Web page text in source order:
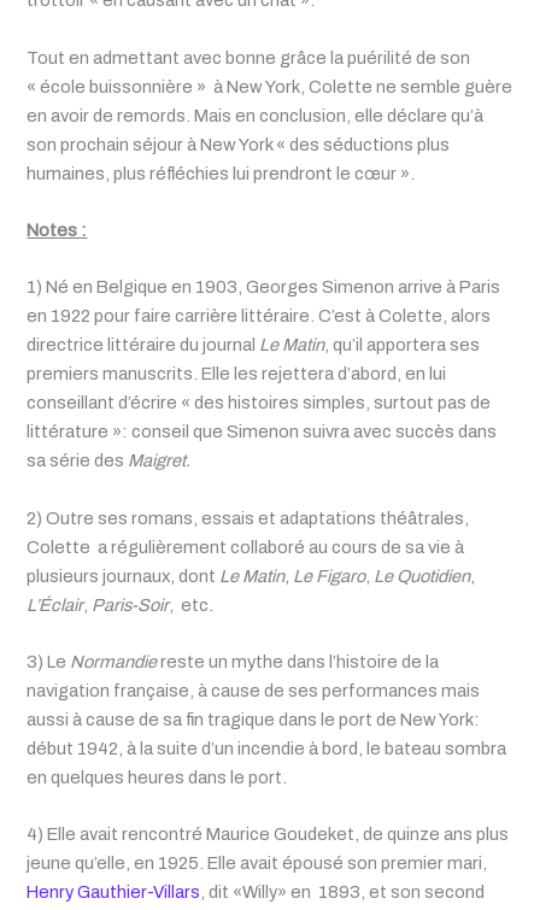
Tout en admettant avec bonne grâce la puérilité de son
« école buissonnière » à New York, Colette ne semble guère
en avoir de remords. Mais en conclusion, elle déclare qu’à
son prochain séjour à New York « des séductions plus
humaines, plus réfléchies lui prendront le cœur ».
Notes :
1)Né en Belgique en 1903, Georges Simenon arrive à Paris
en 1922 pour faire carrière littéraire. C’est à Colette, alors
directrice littéraire du journal Le Matin, qu’il apportera ses
premiers manuscrits. Elle les rejettera d’abord, en lui
conseillant d’écrire « des histoires simples, surtout pas de
littérature »: conseil que Simenon suivra avec succès dans
sa série des Maigret.
2) Outre ses romans, essais et adaptations théâtrales,
Colette a régulièrement collaboré au cours de sa vie à
plusieurs journaux, dont Le Matin, LeFigaro, Le Quotidien,
L’Éclair, Paris-Soir, etc.
3) Le Normandiereste un mythe dans l’histoire de la
navigation française, à cause de ses performances mais
aussi à cause de sa fin tragique dans le port de New York:
début 1942, à la suite d’un incendie à bord, le bateau sombra
en quelques heures dans le port.
4) Elle avait rencontré Maurice Goudeket, de quinze ans plus
jeune qu’elle, en 1925. Elle avait épousé son premier mari,
Henry Gauthier-Villars, dit «Willy» en 1893, et son second